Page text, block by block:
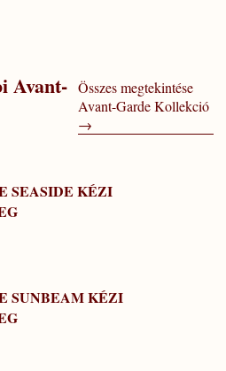
Avant- Összes megtekintése
Avant-Garde Kollekció
→
SEASIDE KÉZI
SUNBEAM KÉZI